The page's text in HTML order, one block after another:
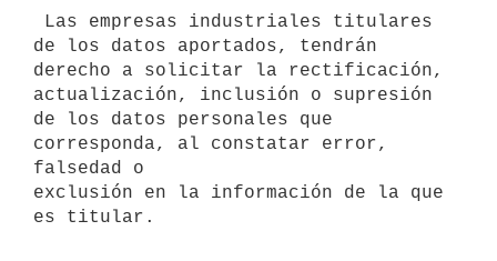
de los datos aportados, tendrán
derecho a solicitar la rectificación,
actualización, inclusión o supresión
de los datos personales que
corresponda, al constatar error,
falsedad o
exclusión en la información de la que